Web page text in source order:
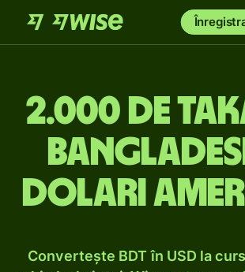
2.000 de
dolari
Convertește BDT în USD la